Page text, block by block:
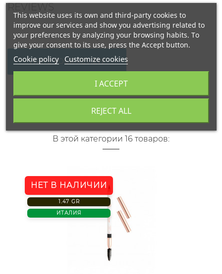
REVIEWS
WRITE YOUR REVIEW
В этой категории 16 товаров:
НЕТ В НАЛИЧИИ
1.47 GR
ИТАЛИЯ
This website uses its own and third-party cookies to
improve our services and show you advertising related to
your preferences by analyzing your browsing habits. To
give your consent to its use, press the Accept button.
Cookie policy Customize cookies
REJECT ALL
I ACCEPT